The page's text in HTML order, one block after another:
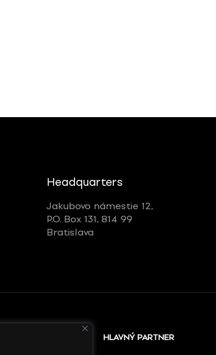
Headquarters
Jakubovo námestie 12,
P.O. Box 131, 814 99
Bratislava
HLAVNÝ PARTNER